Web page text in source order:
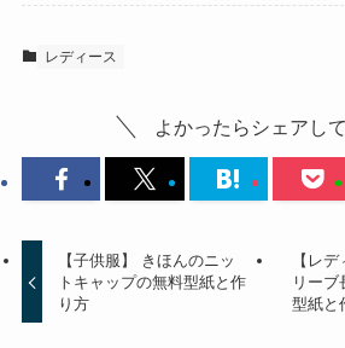
レディース
よかったらシェアして
【子供服】 きほんのニッ
トキャップの無料型紙と作
り方
【レ
リー
型紙と